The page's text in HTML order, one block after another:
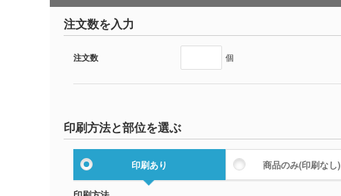
注文数を入力
注文数 個
印刷方法と部位を選ぶ
印刷あり 商品のみ(印刷なし)